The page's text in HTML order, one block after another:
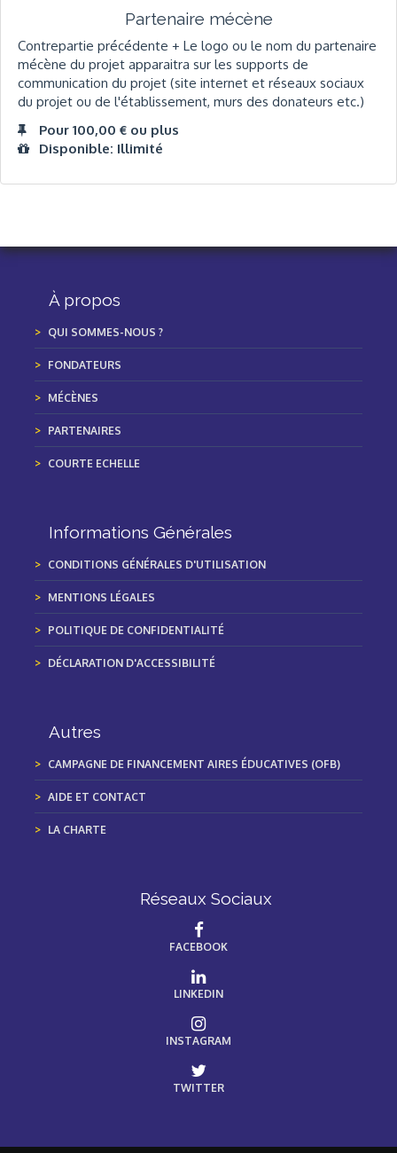
Partenaire mécène
Contrepartie précédente + Le logo ou le nom du partenaire
mécène du projet apparaitra sur les supports de
communication du projet (site internet et réseaux sociaux
du projet ou de l'établissement, murs des donateurs etc.)
Pour 100,00 € ou plus
Disponible: Illimité
À propos
QUI SOMMES-NOUS ?
FONDATEURS
MÉCÈNES
PARTENAIRES
COURTE ECHELLE
Informations Générales
CONDITIONS GÉNÉRALES D'UTILISATION
MENTIONS LÉGALES
POLITIQUE DE CONFIDENTIALITÉ
DÉCLARATION D'ACCESSIBILITÉ
Autres
CAMPAGNE DE FINANCEMENT AIRES ÉDUCATIVES (OFB)
AIDE ET CONTACT
LA CHARTE
Réseaux Sociaux
FACEBOOK
LINKEDIN
INSTAGRAM
TWITTER